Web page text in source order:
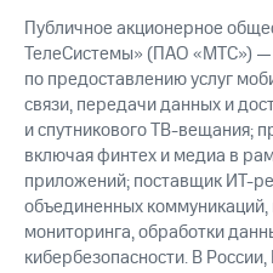
приобретения
Порядок
выкупа
акций
Дивиденды
Рынок
облигаций
Описание
Еврооблигации-
Уведомление
Публичное акционерное
ТелеСистемы» (ПАО «МТС») —
по предоставлению услуг
связи, передачи данных и
и спутникового ТВ-вещания;
включая финтех и медиа в
приложений; поставщик ИТ-
объединенных
мониторинга, обработки
кибербезопасности. В